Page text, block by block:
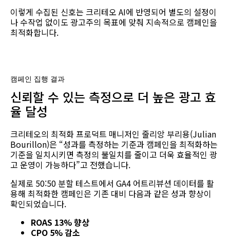
이렇게 수집된 신호는 크리테오 AI에 반영되어 별도의 설정이
나 수작업 없이도 광고주의 목표에 맞춰 지속적으로 캠페인을
최적화합니다.
캠페인 집행 결과
신뢰할 수 있는 측정으로 더 높은 광고 효
율 달성
크리테오의 최적화 프로덕트 매니저인 줄리앙 부리용(Julian
Bourillon)은 “성과를 측정하는 기준과 캠페인을 최적화하는
기준을 일치시키면 측정의 불일치를 줄이고 더욱 효율적인 광
고 운영이 가능하다”고 전했습니다.
실제로 50:50 분할 테스트에서 GA4 어트리뷰션 데이터를 활
용해 최적화한 캠페인은 기존 대비 다음과 같은 성과 향상이
확인되었습니다.
ROAS 13% 향상
CPO 5% 감소